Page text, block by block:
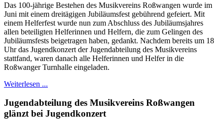
Das 100-jährige Bestehen des Musikvereins Roßwangen wurde im
Juni mit einem dreitägigen Jubiläumsfest gebührend gefeiert. Mit
einem Helferfest wurde nun zum Abschluss des Jubiläumsjahres
allen beteiligten Helferinnen und Helfern, die zum Gelingen des
Jubiläumsfests beigetragen haben, gedankt. Nachdem bereits um 18
Uhr das Jugendkonzert der Jugendabteilung des Musikvereins
stattfand, waren danach alle Helferinnen und Helfer in die
Roßwanger Turnhalle eingeladen.
Weiterlesen ...
Jugendabteilung des Musikvereins Roßwangen
glänzt bei Jugendkonzert